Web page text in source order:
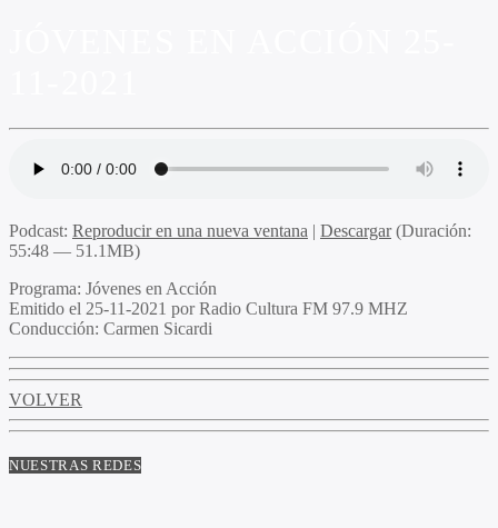
Podcast: Reproducir en una nueva ventana | Descargar(Duración:
55:48 — 51.1MB)
Programa: Jóvenes en Acción
Emitido el 25-11-2021 por Radio Cultura FM 97.9 MHZ
Conducción: Carmen Sicardi
VOLVER
NUESTRAS REDES